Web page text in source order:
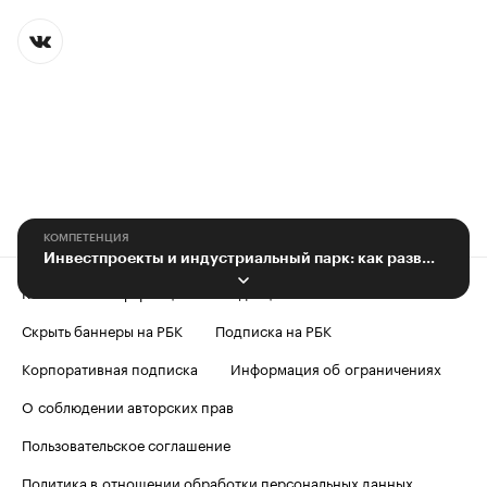
КОМПЕТЕНЦИЯ
Контактная информация
Редакция
Скрыть баннеры на РБК
Подписка на РБК
Корпоративная подписка
Информация об ограничениях
О соблюдении авторских прав
Пользовательское соглашение
Политика в отношении обработки персональных данных